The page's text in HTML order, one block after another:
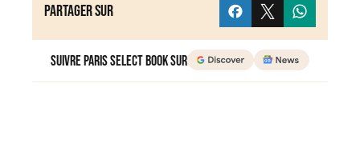
Partager sur
Suivre Paris Select Book sur